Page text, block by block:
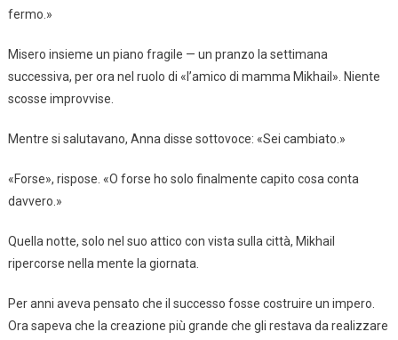
fermo.»
Misero insieme un piano fragile — un pranzo la settimana
successiva, per ora nel ruolo di «l’amico di mamma Mikhail». Niente
scosse improvvise.
Mentre si salutavano, Anna disse sottovoce: «Sei cambiato.»
«Forse», rispose. «O forse ho solo finalmente capito cosa conta
davvero.»
Quella notte, solo nel suo attico con vista sulla città, Mikhail
ripercorse nella mente la giornata.
Per anni aveva pensato che il successo fosse costruire un impero.
Ora sapeva che la creazione più grande che gli restava da realizzare